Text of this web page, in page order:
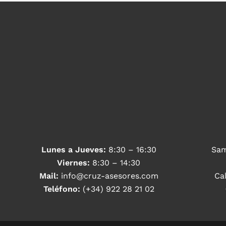
Lunes a Jueves: 8:30 – 16:30
Viernes: 8:30 – 14:30
Mail: info@cruz-asesores.com
Teléfono: (+34) 922 28 21 02